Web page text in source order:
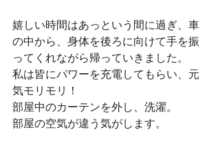
嬉しい時間はあっという間に過ぎ、車
の中から、身体を後ろに向けて手を振
ってくれながら帰っていきました。
私は皆にパワーを充電してもらい、元
気モリモリ！
部屋中のカーテンを外し、洗濯。
部屋の空気が違う気がします。